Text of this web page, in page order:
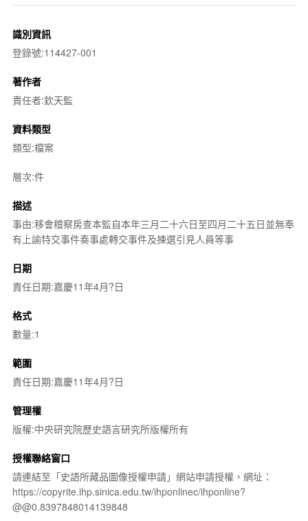
識別資訊
登錄號:114427-001
著作者
責任者:欽天監
資料類型
類型:檔案
層次:件
描述
事由:移會稽察房查本監自本年三月二十六日至四月二十五日並無奉
有上諭特交事件奏事處轉交事件及揀選引見人員等事
日期
責任日期:嘉慶11年4月?日
格式
數量:1
範圍
責任日期:嘉慶11年4月?日
管理權
版權:中央研究院歷史語言研究所版權所有
授權聯絡窗口
請連結至「史語所藏品圖像授權申請」網站申請授權，網址：
https://copyrite.ihp.sinica.edu.tw/ihponlinec/ihponline?
@@0.8397848014139848